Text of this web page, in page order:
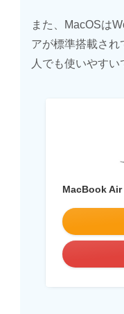
また、MacOSは
アが標準搭載され
人でも使いやすい
MacBook Air